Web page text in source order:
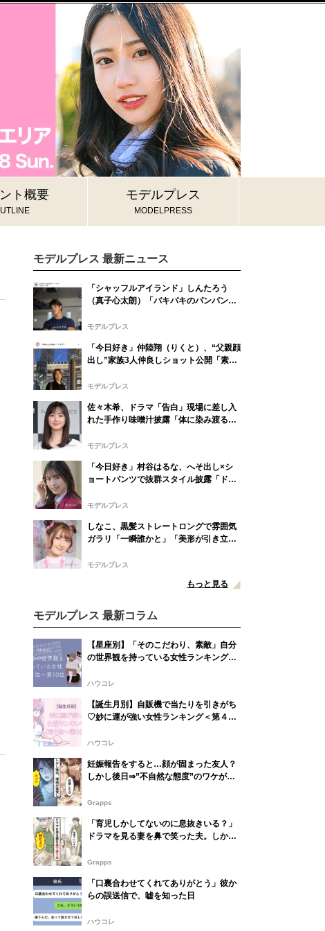
ト概要 モデルプレス
MODELPRESS
モデルプレス 最新ニュース
「シャッフルアイランド」しんたろう
（真子心太朗）「バキバキのパンパンマ
ット公開「彫刻みたい」「思わず見惚れ
モデルプレス
「今日好き」仲陸翔（りくと）、“父親顔
出し”家族3人仲良しショット公開「素敵
声
モデルプレス
佐々木希、ドラマ「告白」現場に差し入
れた手作り味噌汁披露「体に染み渡るや
モデルプレス
「今日好き」村谷はるな、へそ出し×シ
ョートパンツで抜群スタイル披露「ドキ
モデルプレス
しなこ、黒髪ストレートロングで雰囲気
ガラリ「一瞬誰かと」「美形が引き立
モデルプレス
もっと見る
モデルプレス 最新コラム
【星座別】「そのこだわり、素敵」自分
の世界観を持っている女性ランキング＜
ハウコレ
【誕生月別】自販機で当たりを引きがち
♡妙に運が強い女性ランキング＜第４
ハウコレ
妊娠報告をすると…顔が固まった友人？
しかし後日⇒”不自然な態度”のワケが発
Grapps
「育児しかしてないのに息抜きいる？」
ドラマを見る妻を鼻で笑った夫。しかし
Grapps
「口裏合わせてくれてありがとう」彼か
らの誤送信で、嘘を知った日
ハウコレ